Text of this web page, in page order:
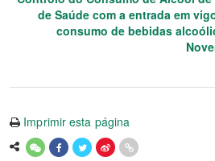
de Saúde com a entrada em
consumo de bebidas
Imprimir esta página